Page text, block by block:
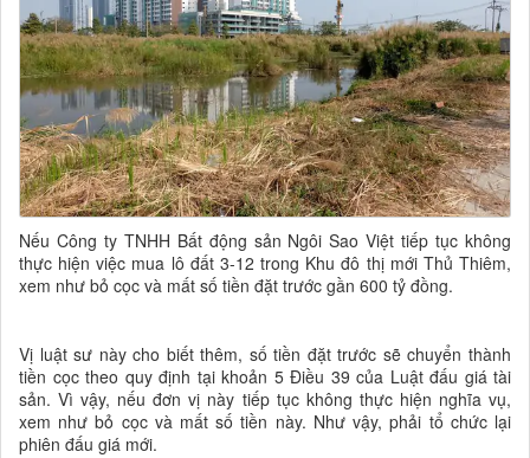
Nếu Công ty TNHH Bất động sản Ngôi Sao Việt tiếp tục không
thực hiện việc mua lô đất 3-12 trong Khu đô thị mới Thủ Thiêm,
xem như bỏ cọc và mất số tiền đặt trước gần 600 tỷ đồng.
Vị luật sư này cho biết thêm, số tiền đặt trước sẽ chuyển thành
tiền cọc theo quy định tại khoản 5 Điều 39 của Luật đấu giá tài
sản. Vì vậy, nếu đơn vị này tiếp tục không thực hiện nghĩa vụ,
xem như bỏ cọc và mất số tiền này. Như vậy, phải tổ chức lại
phiên đấu giá mới.